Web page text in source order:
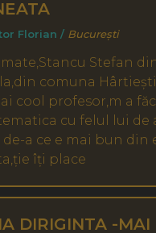
Florian / București
Stefan
comuna Hârtiești
cool profesor,m a
cu felul lui de
a ce e mai bun din
îți place
DIRIGINTA -MAI